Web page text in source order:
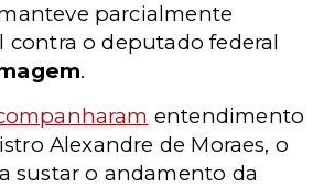
parcialmente
contra o deputado federal
.
entendimento
Alexandre de Moraes, o
sustar o andamento da